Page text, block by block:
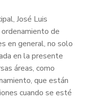
José Luis
de
en general, no solo
en la presente
áreas, como
que están
cuando se esté